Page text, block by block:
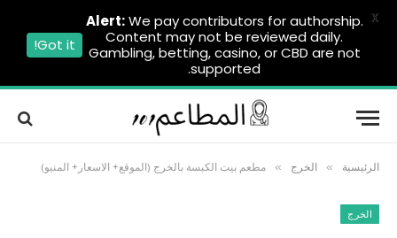
الرئيسية » الخرج » مطعم بيت الكبسة بالخرج (الموقع+ الاسعار+ المنيو)
الخرج
Alert:We pay contributors for authorship.
Content may not be reviewed daily.
Gambling, betting, casino, or CBD are not
supported.
Got it!
X